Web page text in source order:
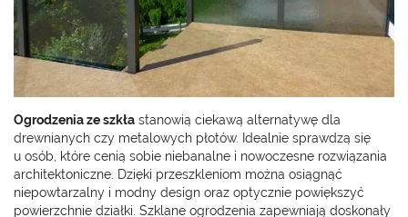
Ogrodzenia ze szkła stanowią ciekawą alternatywę dla
drewnianych czy metalowych płotów. Idealnie sprawdzą się
u osób, które cenią sobie niebanalne i nowoczesne rozwiązania
architektoniczne. Dzięki przeszkleniom można osiągnąć
niepowtarzalny i modny design oraz optycznie powiększyć
powierzchnie działki. Szklane ogrodzenia zapewniają doskonały